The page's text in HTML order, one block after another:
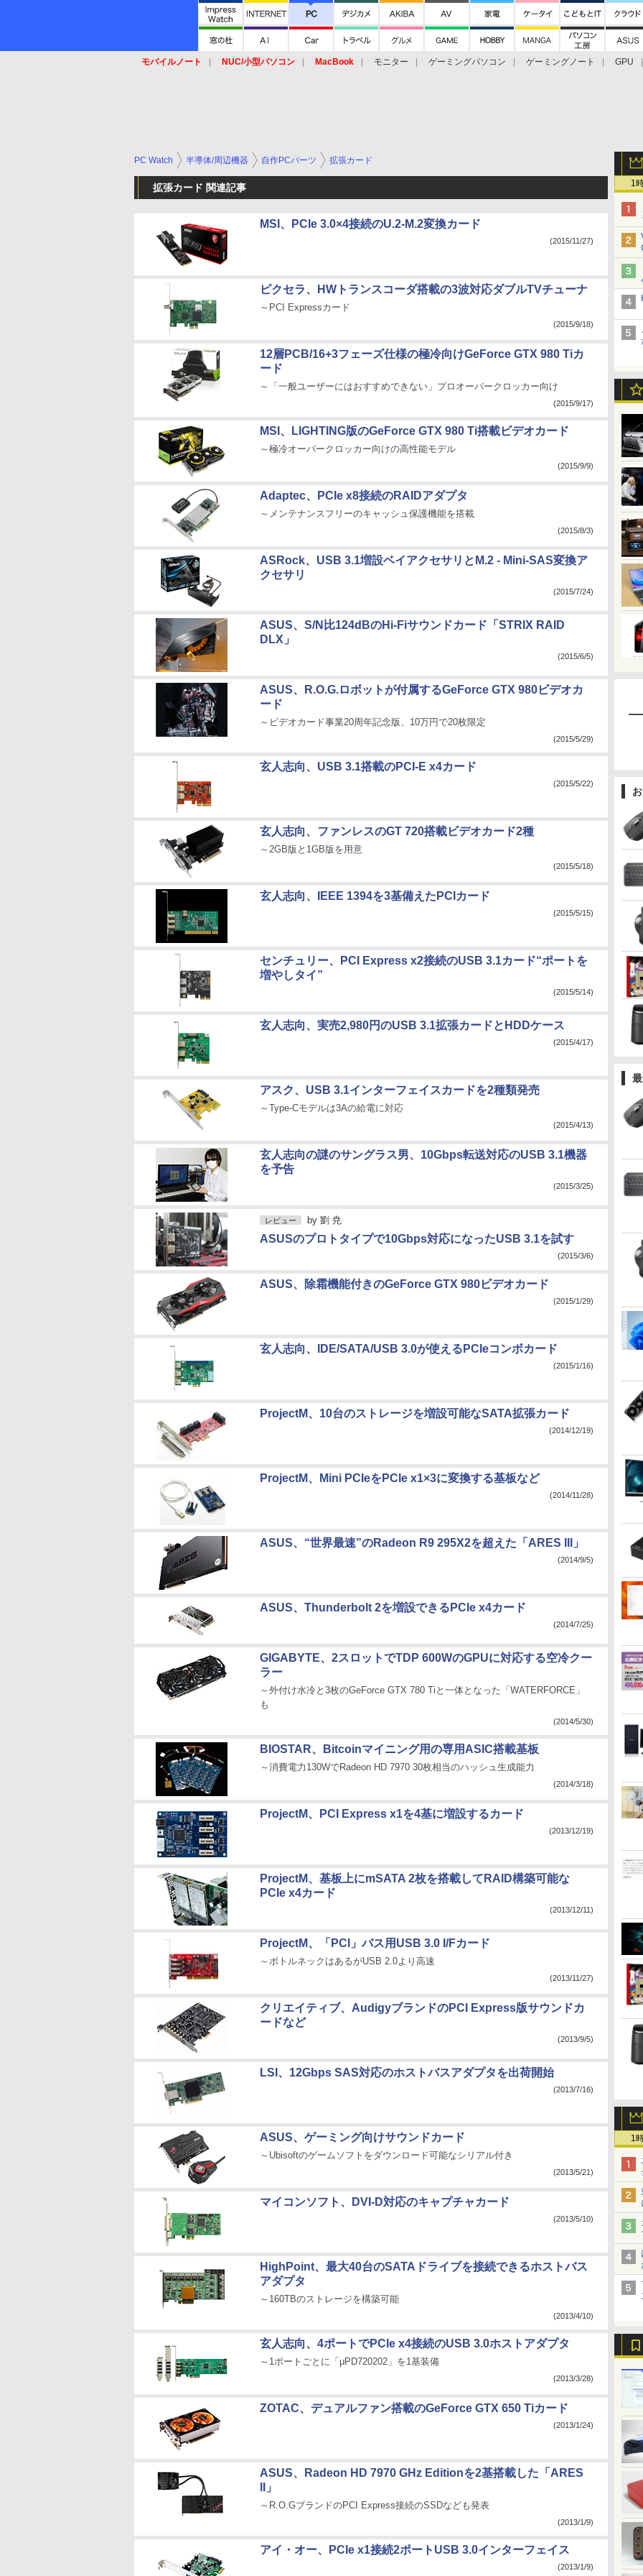
モバイルノート NUC/小型パソコン MacBook モニター ゲーミングパソコン ゲーミングノート
GPU
1
1
PC Watch 半導体/周辺機器 自作PCパーツ 拡張カード
拡張カード 関連記事
MSI、PCIe 3.0×4接続のU.2-M.2変換カード
(2015/11/27)
ピクセラ、HWトランスコーダ搭載の3波対応ダブルTVチューナ
～PCI Expressカード
(2015/9/18)
12層PCB/16+3フェーズ仕様の極冷向けGeForce GTX 980 Tiカ
ード
～「一般ユーザーにはおすすめできない」プロオーバークロッカー向け
(2015/9/17)
MSI、LIGHTING版のGeForce GTX 980 Ti搭載ビデオカード
～極冷オーバークロッカー向けの高性能モデル
(2015/9/9)
Adaptec、PCIe x8接続のRAIDアダプタ
～メンテナンスフリーのキャッシュ保護機能を搭載
(2015/8/3)
ASRock、USB 3.1増設ベイアクセサリとM.2 - Mini-SAS変換ア
クセサリ
(2015/7/24)
ASUS、S/N比124dBのHi-Fiサウンドカード「STRIX RAID
DLX」
(2015/6/5)
ASUS、R.O.G.ロボットが付属するGeForce GTX 980ビデオカ
ード
～ビデオカード事業20周年記念版、10万円で20枚限定
(2015/5/29)
玄人志向、USB 3.1搭載のPCI-E x4カード
(2015/5/22)
玄人志向、ファンレスのGT 720搭載ビデオカード2種
～2GB版と1GB版を用意
(2015/5/18)
玄人志向、IEEE 1394を3基備えたPCIカード
(2015/5/15)
センチュリー、PCI Express x2接続のUSB 3.1カード“ポートを
増やしタイ”
(2015/5/14)
玄人志向、実売2,980円のUSB 3.1拡張カードとHDDケース
(2015/4/17)
アスク、USB 3.1インターフェイスカードを2種類発売
～Type-Cモデルは3Aの給電に対応
(2015/4/13)
玄人志向の謎のサングラス男、10Gbps転送対応のUSB 3.1機器
を予告
(2015/3/25)
レビュー by 劉 尭
ASUSのプロトタイプで10Gbps対応になったUSB 3.1を試す
(2015/3/6)
ASUS、除霜機能付きのGeForce GTX 980ビデオカード
(2015/1/29)
玄人志向、IDE/SATA/USB 3.0が使えるPCIeコンボカード
(2015/1/16)
ProjectM、10台のストレージを増設可能なSATA拡張カード
(2014/12/19)
ProjectM、Mini PCIeをPCIe x1×3に変換する基板など
(2014/11/28)
ASUS、“世界最速”のRadeon R9 295X2を超えた「ARES III」
(2014/9/5)
ASUS、Thunderbolt 2を増設できるPCIe x4カード
(2014/7/25)
GIGABYTE、2スロットでTDP 600WのGPUに対応する空冷クー
ラー
～外付け水冷と3枚のGeForce GTX 780 Tiと一体となった「WATERFORCE」
も
(2014/5/30)
BIOSTAR、Bitcoinマイニング用の専用ASIC搭載基板
～消費電力130WでRadeon HD 7970 30枚相当のハッシュ生成能力
(2014/3/18)
ProjectM、PCI Express x1を4基に増設するカード
(2013/12/19)
ProjectM、基板上にmSATA 2枚を搭載してRAID構築可能な
PCIe x4カード
(2013/12/11)
ProjectM、「PCI」バス用USB 3.0 I/Fカード
～ボトルネックはあるがUSB 2.0より高速
(2013/11/27)
クリエイティブ、AudigyブランドのPCI Express版サウンドカ
ードなど
(2013/9/5)
LSI、12Gbps SAS対応のホストバスアダプタを出荷開始
(2013/7/16)
ASUS、ゲーミング向けサウンドカード
～Ubisoftのゲームソフトをダウンロード可能なシリアル付き
(2013/5/21)
マイコンソフト、DVI-D対応のキャプチャカード
(2013/5/10)
HighPoint、最大40台のSATAドライブを接続できるホストバス
アダプタ
～160TBのストレージを構築可能
(2013/4/10)
玄人志向、4ポートでPCIe x4接続のUSB 3.0ホストアダプタ
～1ポートごとに「μPD720202」を1基装備
(2013/3/28)
ZOTAC、デュアルファン搭載のGeForce GTX 650 Tiカード
(2013/1/24)
ASUS、Radeon HD 7970 GHz Editionを2基搭載した「ARES
II」
～R.O.GブランドのPCI Express接続のSSDなども発表
(2013/1/9)
アイ・オー、PCIe x1接続2ポートUSB 3.0インターフェイス
(2013/1/9)